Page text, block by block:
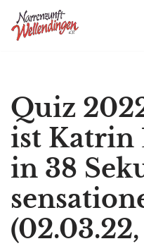
Zum
Quiz
ist Katrin
in 38